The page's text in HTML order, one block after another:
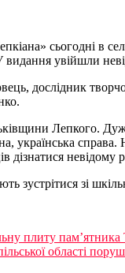
сьогодні в
видання увійшли
дослідник
Лепкого.
українська
невідому
зустрітися зі
плиту
області